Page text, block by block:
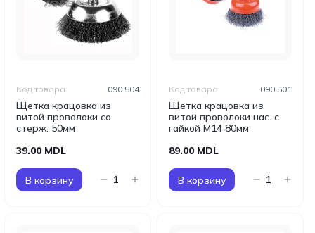
Щетка крацовка из
витой проволоки со
стерж. 50мм
Код товара: 090 504
39.00 MDL
В корзину
Щетка крацовка из
витой проволоки нас. с
гайкой М14 80мм
Код товара: 090 501
89.00 MDL
В корзину